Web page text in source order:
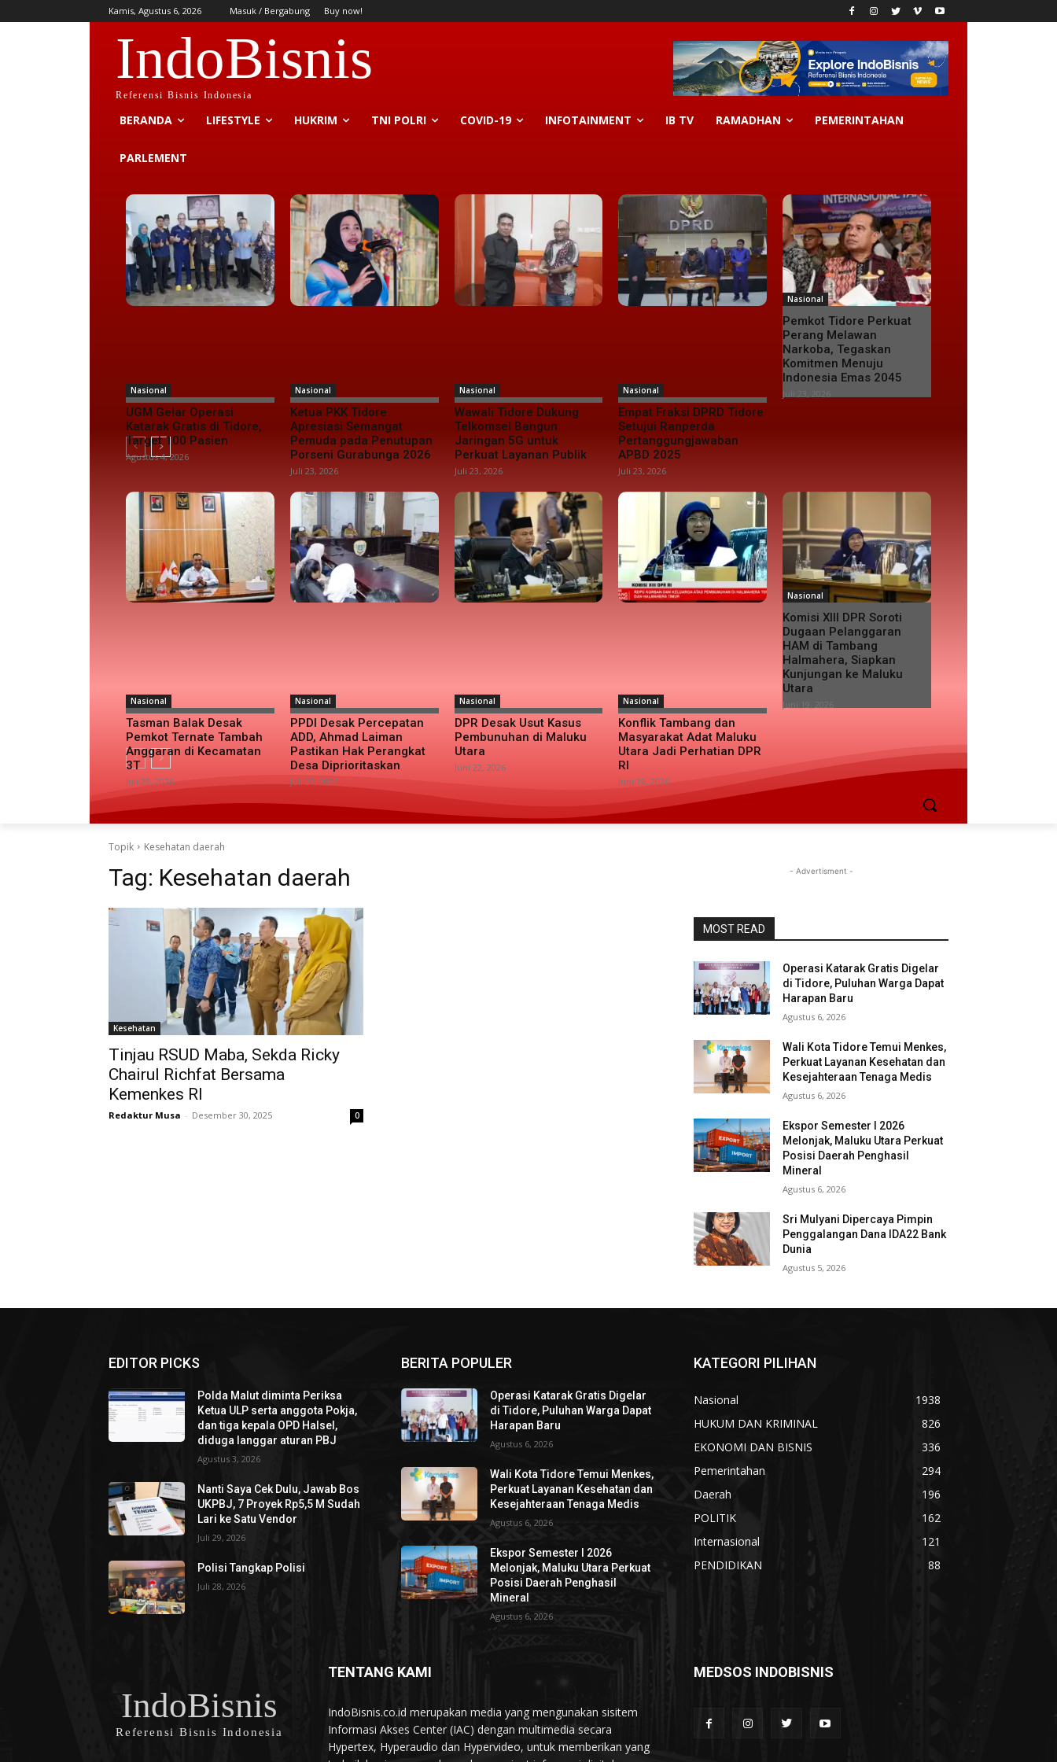
Kamis, Agustus 6, 2026 Masuk / Bergabung Buy now!
IndoBisnis
Referensi Bisnis Indonesia
BERANDA LIFESTYLE HUKRIM TNI POLRI COVID-19 INFOTAINMENT IB TV RAMADHAN PEMERINTAHAN
PARLEMENT
Nasional
UGM Gelar Operasi
Katarak Gratis di Tidore,
Target 100 Pasien
Agustus 4, 2026
Nasional
Ketua PKK Tidore
Apresiasi Semangat
Pemuda pada Penutupan
Porseni Gurabunga 2026
Juli 23, 2026
Nasional
Wawali Tidore Dukung
Telkomsel Bangun
Jaringan 5G untuk
Perkuat Layanan Publik
Juli 23, 2026
Nasional
Empat Fraksi DPRD Tidore
Setujui Ranperda
Pertanggungjawaban
APBD 2025
Juli 23, 2026
Nasional
Pemkot Tidore Perkuat
Perang Melawan
Narkoba, Tegaskan
Komitmen Menuju
Indonesia Emas 2045
Nasional
Tasman Balak Desak
Pemkot Ternate Tambah
Anggaran di Kecamatan
3T
Juli 28, 2026
Nasional
PPDI Desak Percepatan
ADD, Ahmad Laiman
Pastikan Hak Perangkat
Desa Diprioritaskan
Juli 27, 2026
Nasional
DPR Desak Usut Kasus
Pembunuhan di Maluku
Utara
Juni 22, 2026
Nasional
Konflik Tambang dan
Masyarakat Adat Maluku
Utara Jadi Perhatian DPR
RI
Juni 19, 2026
Nasional
Komisi XIII DPR Soroti
Dugaan Pelanggaran
HAM di Tambang
Halmahera, Siapkan
Kunjungan ke Maluku
Utara
Topik Kesehatan daerah
Tag: Kesehatan daerah
Kesehatan
Tinjau RSUD Maba, Sekda Ricky
Chairul Richfat Bersama
Kemenkes RI
Redaktur Musa - Desember 30, 2025 0
- Advertisment -
MOST READ
Operasi Katarak Gratis Digelar
di Tidore, Puluhan Warga Dapat
Harapan Baru
Agustus 6, 2026
Wali Kota Tidore Temui Menkes,
Perkuat Layanan Kesehatan dan
Kesejahteraan Tenaga Medis
Agustus 6, 2026
Ekspor Semester I 2026
Melonjak, Maluku Utara Perkuat
Posisi Daerah Penghasil
Mineral
Agustus 6, 2026
Sri Mulyani Dipercaya Pimpin
Penggalangan Dana IDA22 Bank
Dunia
Agustus 5, 2026
EDITOR PICKS
Polda Malut diminta Periksa
Ketua ULP serta anggota Pokja,
dan tiga kepala OPD Halsel,
diduga langgar aturan PBJ
Agustus 3, 2026
Nanti Saya Cek Dulu, Jawab Bos
UKPBJ, 7 Proyek Rp5,5 M Sudah
Lari ke Satu Vendor
Juli 29, 2026
Polisi Tangkap Polisi
Juli 28, 2026
BERITA POPULER
Operasi Katarak Gratis Digelar
di Tidore, Puluhan Warga Dapat
Harapan Baru
Agustus 6, 2026
Wali Kota Tidore Temui Menkes,
Perkuat Layanan Kesehatan dan
Kesejahteraan Tenaga Medis
Agustus 6, 2026
Ekspor Semester I 2026
Melonjak, Maluku Utara Perkuat
Posisi Daerah Penghasil
Mineral
Agustus 6, 2026
KATEGORI PILIHAN
Nasional
1938
HUKUM DAN KRIMINAL
826
EKONOMI DAN BISNIS
336
Pemerintahan
294
Daerah
196
POLITIK
162
Internasional
121
PENDIDIKAN
88
IndoBisnis
Referensi Bisnis Indonesia
TENTANG KAMI
IndoBisnis.co.id merupakan media yang mengunakan sisitem
Informasi Akses Center (IAC) dengan multimedia secara
Hypertex, Hyperaudio dan Hypervideo, untuk memberikan yang
MEDSOS INDOBISNIS